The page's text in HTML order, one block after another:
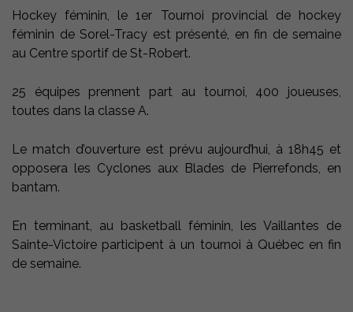
Hockey féminin, le 1er Tournoi provincial de hockey
féminin de Sorel-Tracy est présenté, en fin de semaine
au Centre sportif de St-Robert.
25 équipes prennent part au tournoi, 400 joueuses,
toutes dans la classe A.
Le match d’ouverture est prévu aujourd’hui, à 18h45 et
opposera les Cyclones aux Blades de Pierrefonds, en
bantam.
En terminant, au basketball féminin, les Vaillantes de
Sainte-Victoire participent à un tournoi à Québec en fin
de semaine.